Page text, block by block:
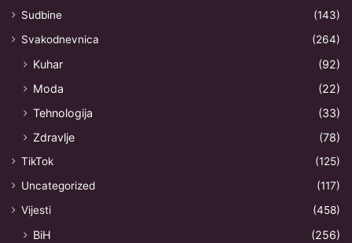
Sudbine
(143)
Svakodnevnica
(264)
Kuhar
(92)
Moda
(22)
Tehnologija
(33)
Zdravlje
(78)
TikTok
(125)
Uncategorized
(117)
Vijesti
(458)
BiH (256)